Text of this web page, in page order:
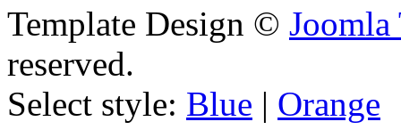
Template Design © Joomla
reserved.
Select style: Blue | Orange